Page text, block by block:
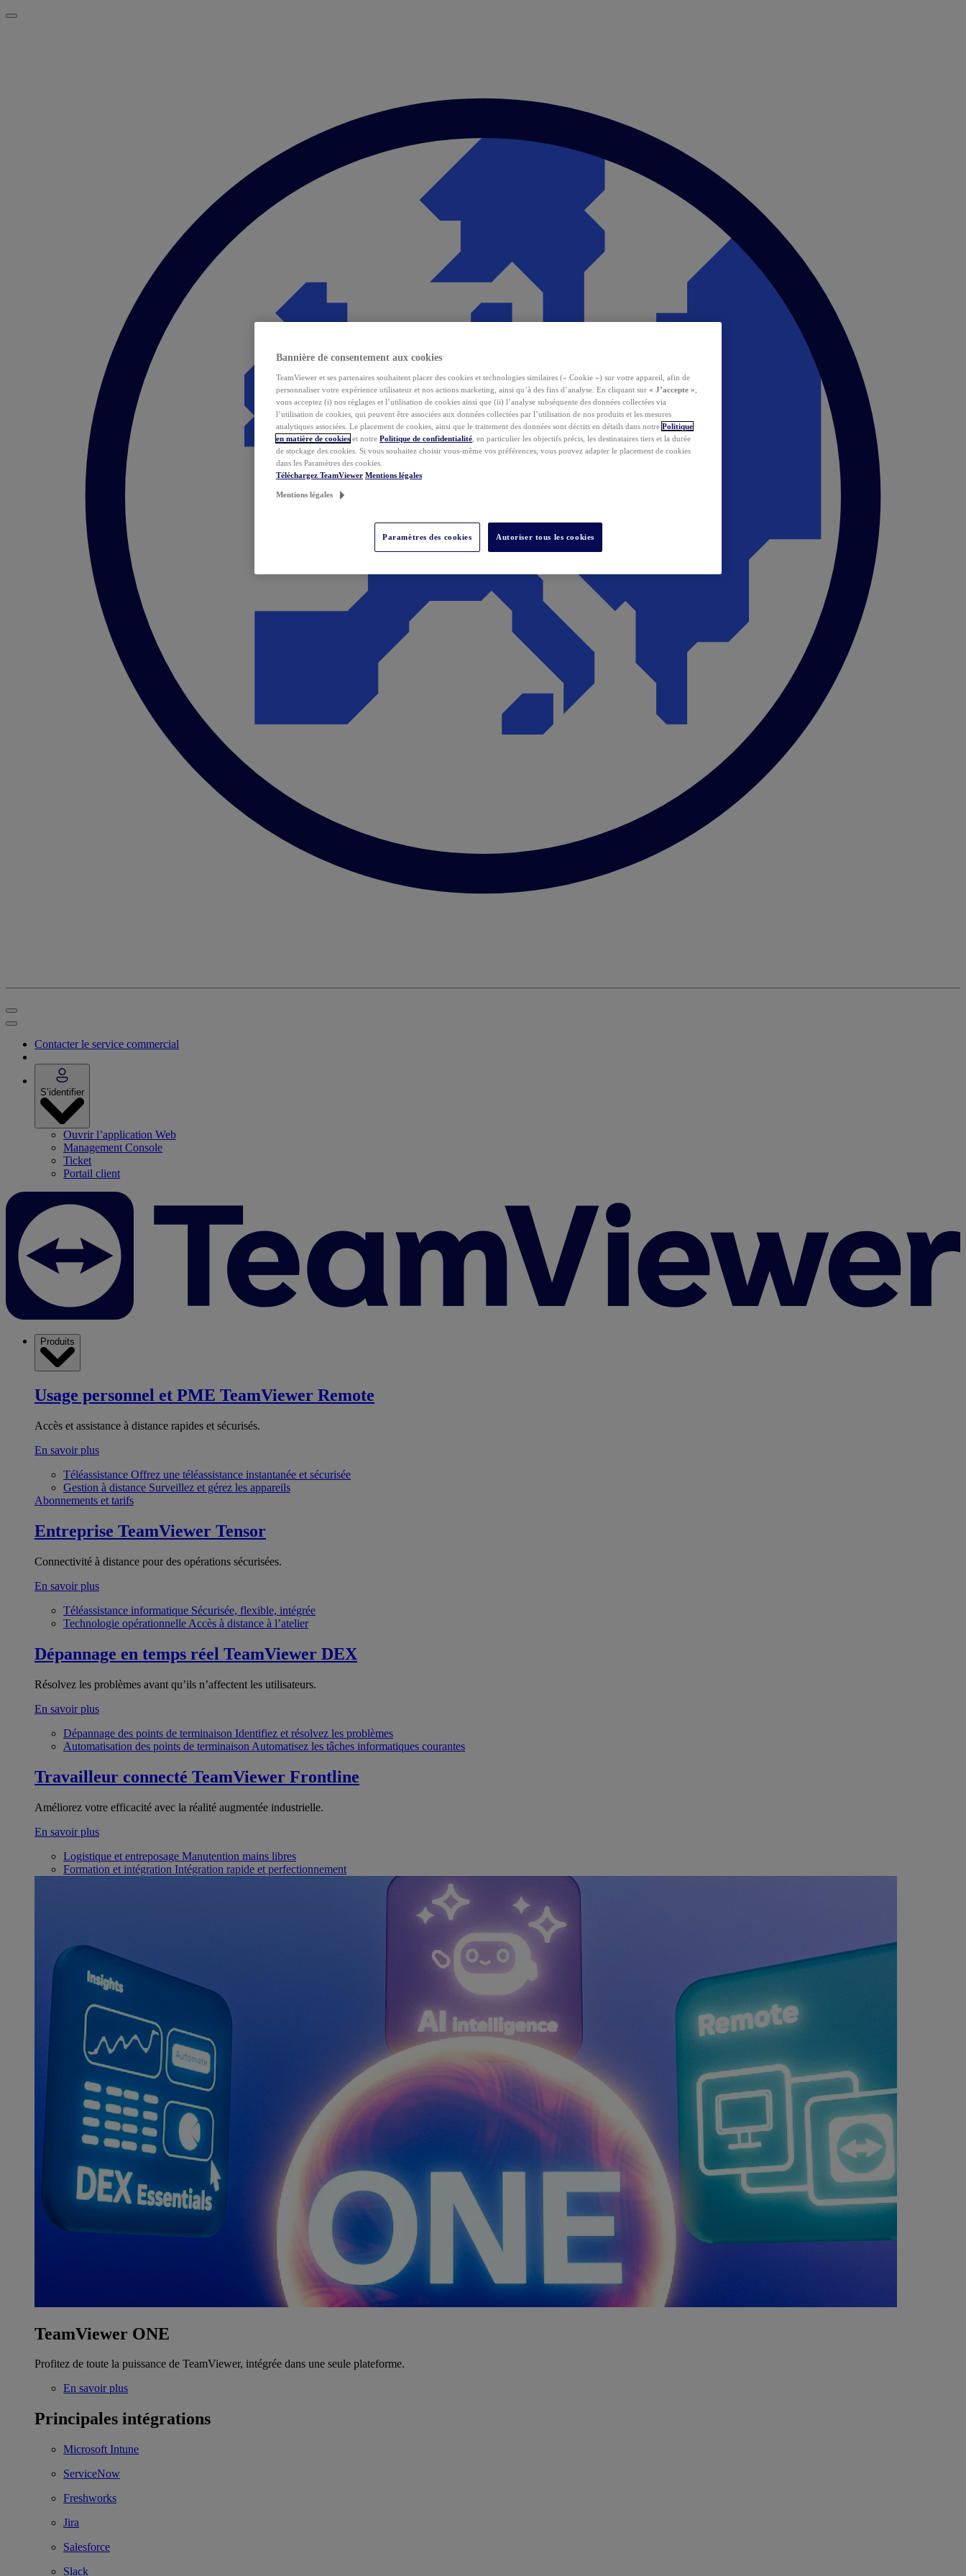
Contacter le service commercial
S’identifier
Ouvrir l’application Web
Management Console
Ticket
Portail client
Produits
Usage personnel et PME TeamViewer Remote
Accès et assistance à distance rapides et sécurisés.
En savoir plus
Téléassistance Offrez une téléassistance instantanée et sécurisée
Gestion à distance Surveillez et gérez les appareils
Abonnements et tarifs
Entreprise TeamViewer Tensor
Connectivité à distance pour des opérations sécurisées.
En savoir plus
Téléassistance informatique Sécurisée, flexible, intégrée
Technologie opérationnelle Accès à distance à l’atelier
Dépannage en temps réel TeamViewer DEX
Résolvez les problèmes avant qu’ils n’affectent les utilisateurs.
En savoir plus
Dépannage des points de terminaison Identifiez et résolvez les problèmes
Automatisation des points de terminaison Automatisez les tâches informatiques courantes
Travailleur connecté TeamViewer Frontline
Améliorez votre efficacité avec la réalité augmentée industrielle.
En savoir plus
Logistique et entreposage Manutention mains libres
Formation et intégration Intégration rapide et perfectionnement
TeamViewer ONE
Profitez de toute la puissance de TeamViewer, intégrée dans une seule plateforme.
En savoir plus
Principales intégrations
Microsoft Intune
ServiceNow
Freshworks
Jira
Salesforce
Slack
Bannière de consentement aux cookies
TeamViewer et ses partenaires souhaitent placer des cookies et technologies similaires (« Cookie ») sur votre appareil, afin de
personnaliser votre expérience utilisateur et nos actions marketing, ainsi qu’à des fins d’analyse. En cliquant sur « J’accepte »
vous acceptez (i) nos réglages et l’utilisation de cookies ainsi que (ii) l’analyse subséquente des données collectées via
l’utilisation de cookies, qui peuvent être associées aux données collectées par l’utilisation de nos produits et les mesures
analytiques associées. Le placement de cookies, ainsi que le traitement des données sont décrits en détails dans notre Politique
en matière de cookies et notre Politique de confidentialité , en particulier les objectifs précis, les destinataires tiers et la durée
de stockage des cookies. Si vous souhaitez choisir vous-même vos préférences, vous pouvez adapter le placement de cookies
dans les Paramètres des cookies.
Téléchargez TeamViewer Mentions légales
Mentions légales
Paramètres des cookies Autoriser tous les cookies